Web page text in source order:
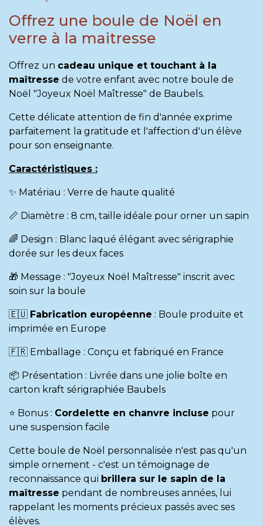
Offrez une boule de Noël en
verre à la maitresse
Offrez un cadeau unique et touchant à la
maîtresse de votre enfant avec notre boule de
Noël "Joyeux Noël Maîtresse" de Baubels.
Cette délicate attention de fin d'année exprime
parfaitement la gratitude et l'affection d'un élève
pour son enseignante.
Caractéristiques :
✨ Matériau : Verre de haute qualité
📏 Diamètre : 8 cm, taille idéale pour orner un sapin
🌈 Design : Blanc laqué élégant avec sérigraphie
dorée sur les deux faces
🎁 Message : "Joyeux Noël Maîtresse" inscrit avec
soin sur la boule
🇪🇺 Fabrication européenne : Boule produite et
imprimée en Europe
🇫🇷 Emballage : Conçu et fabriqué en France
📦 Présentation : Livrée dans une jolie boîte en
carton kraft sérigraphiée Baubels
⭐ Bonus : Cordelette en chanvre incluse pour
une suspension facile
Cette boule de Noël personnalisée n'est pas qu'un
simple ornement - c'est un témoignage de
reconnaissance qui brillera sur le sapin de la
maîtresse pendant de nombreuses années, lui
rappelant les moments précieux passés avec ses
élèves.